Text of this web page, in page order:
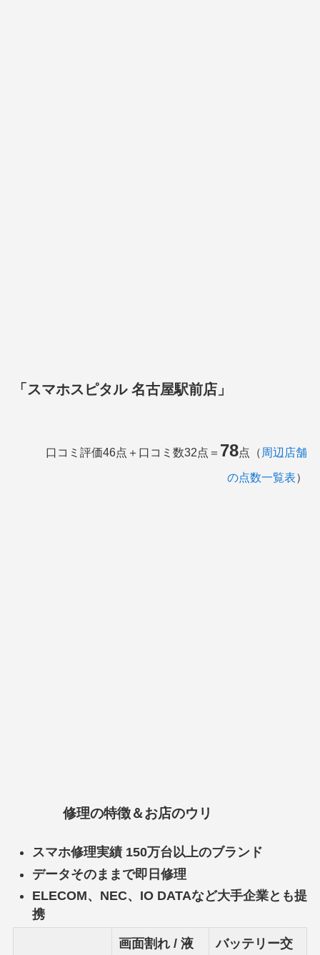
「スマホスピタル 名古屋駅前店」
口コミ評価46点＋口コミ数32点＝ 78点（ 周辺店舗
の点数一覧表）
修理の特徴＆お店のウリ
スマホ修理実績 150万台以上のブランド
データそのままで即日修理
ELECOM、NEC、IO DATAなど大手企業とも提
携
画面割れ / 液
バッテリー交